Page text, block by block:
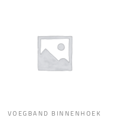
VOEGBAND BINNENHOEK